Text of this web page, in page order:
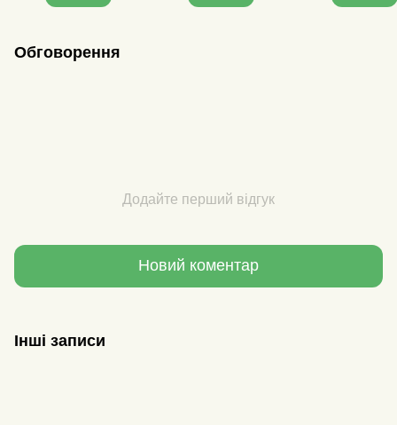
Обговорення
Додайте перший відгук
Новий коментар
Інші записи